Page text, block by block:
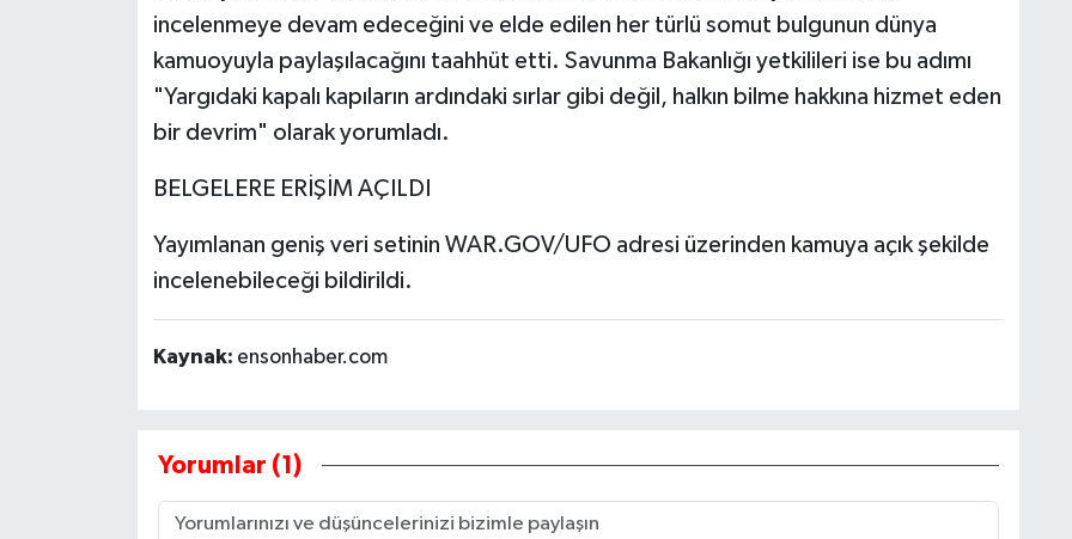
incelenmeye devam edeceğini ve elde edilen her türlü somut bulgunun dünya
kamuoyuyla paylaşılacağını taahhüt etti. Savunma Bakanlığı yetkilileri ise bu adımı
"Yargıdaki kapalı kapıların ardındaki sırlar gibi değil, halkın bilme hakkına hizmet eden
bir devrim" olarak yorumladı.
BELGELERE ERİŞİM AÇILDI
Yayımlanan geniş veri setinin WAR.GOV/UFO adresi üzerinden kamuya açık şekilde
incelenebileceği bildirildi.
Kaynak: ensonhaber.com
Yorumlar (1)